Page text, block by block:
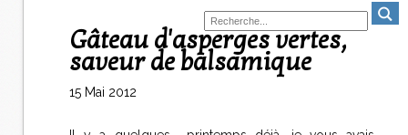
Gâteau d'asperges vertes,
saveur de balsamique
15 Mai 2012